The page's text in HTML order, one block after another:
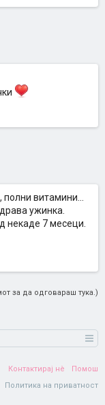
витамини...
ужинка.
некаде 7 месеци.
за да одговараш тука.)
Контактирај нè
Помош
Политика на приватност